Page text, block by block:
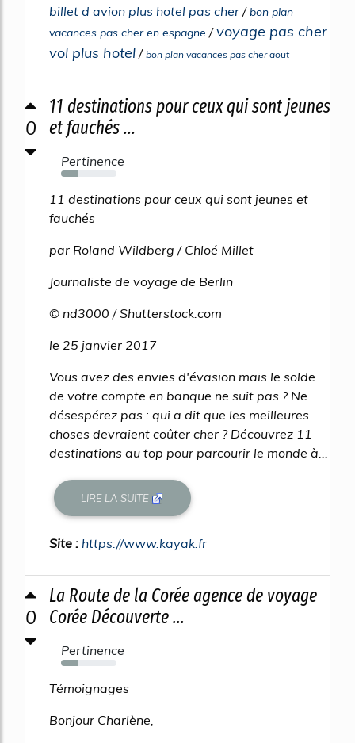
billet d avion plus hotel pas cher /bon plan
vacances pas cher en espagne /voyage pas cher
vol plus hotel / bon plan vacances pas cher aout
0
11 destinations pour ceux qui sont jeunes
et fauchés ...
Pertinence
31%
11 destinations pour ceux qui sont jeunes et
fauchés
par Roland Wildberg / Chloé Millet
Journaliste de voyage de Berlin
© nd3000 / Shutterstock.com
le 25 janvier 2017
Vous avez des envies d'évasion mais le solde
de votre compte en banque ne suit pas ? Ne
désespérez pas : qui a dit que les meilleures
choses devraient coûter cher ? Découvrez 11
destinations au top pour parcourir le monde à...
LIRE LA SUITE
Site : https://www.kayak.fr
0
La Route de la Corée agence de voyage
Corée Découverte ...
Pertinence
31%
Témoignages
Bonjour Charlène,